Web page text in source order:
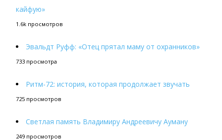
кайфую»
1.6k просмотров
Эвальдт Руфф: «Отец прятал маму от охранников»
733 просмотра
Ритм-72: история, которая продолжает звучать
725 просмотров
Светлая память Владимиру Андреевичу Ауману
249 просмотров